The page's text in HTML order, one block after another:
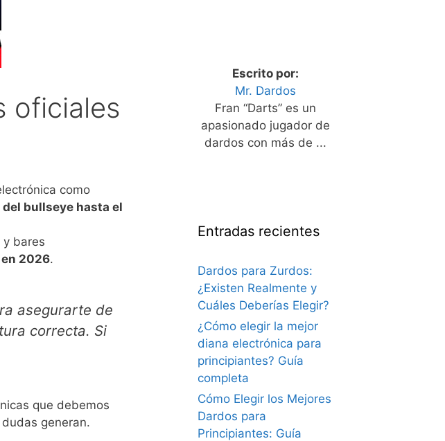
oficiales
como
bullseye hasta el
y bares
2026.
asegurarte de
correcta. Si
que debemos
generan.
Escrito por:
Mr. Dardos
Fran “Darts” es un
apasionado jugador de
dardos con más de ...
Entradas recientes
Dardos para Zurdos:
¿Existen Realmente y
Cuáles Deberías Elegir?
¿Cómo elegir la mejor
diana electrónica para
principiantes? Guía
completa
Cómo Elegir los Mejores
Dardos para
Principiantes: Guía